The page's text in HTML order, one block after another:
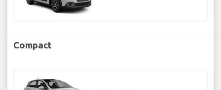
Compact